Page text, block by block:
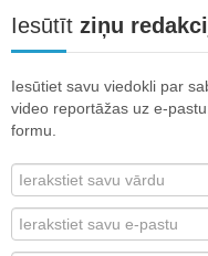
Iesūtīt ziņu
Iesūtiet savu viedokli par
video reportāžas uz e-
formu.